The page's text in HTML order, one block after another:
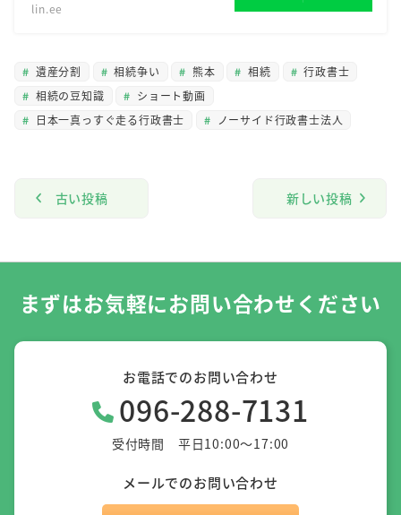
lin.ee
遺産分割 相続争い 熊本 相続
行政書士
相続の豆知識
ショート動画
日本一真っすぐ走る行政書士
ノーサイド行政書士法人
古い投稿 新しい投稿
まずはお気軽にお問い合わせください
お電話でのお問い合わせ
096-288-7131
受付時間 平日10:00～17:00
メールでのお問い合わせ